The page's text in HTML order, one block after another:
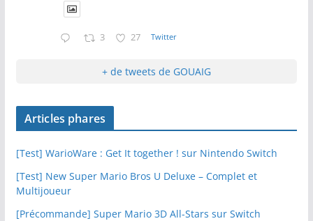
3 27 Twitter
+ de tweets de GOUAIG
Articles phares
[Test] WarioWare : Get It together ! sur Nintendo Switch
[Test] New Super Mario Bros U Deluxe – Complet et
Multijoueur
[Précommande] Super Mario 3D All-Stars sur Switch